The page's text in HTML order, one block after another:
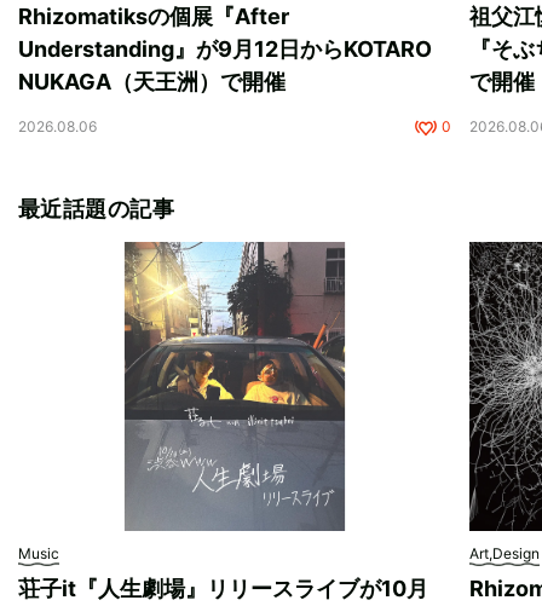
Rhizomatiksの個展『After
Understanding』が9月12日からKOTARO
NUKAGA（天王洲）で開催
2026.08.06 0
祖父江
『そ
で開催
最近話題の記事
Music
荘子it『人生劇場』リリースライブが10月
Art,Design